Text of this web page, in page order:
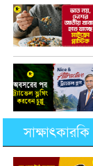
সাক্ষাৎকারকি